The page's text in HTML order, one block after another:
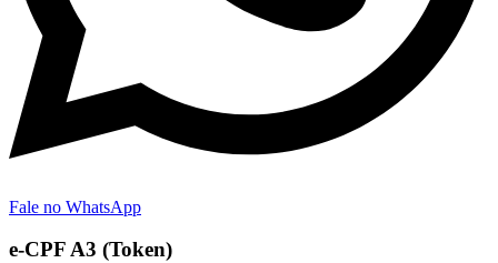
Fale no WhatsApp
e-CPF A3 (Token)